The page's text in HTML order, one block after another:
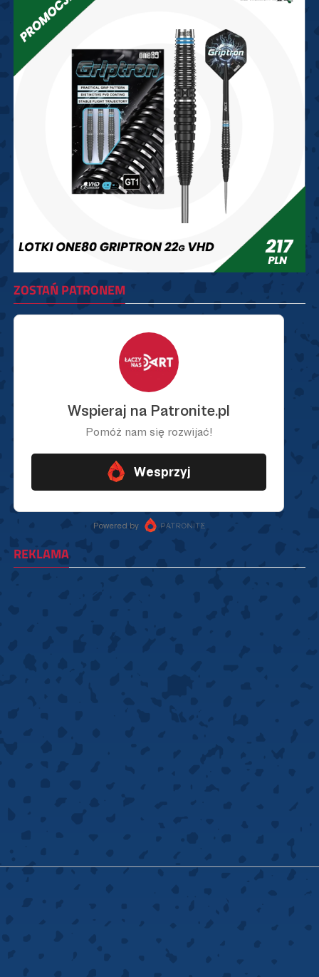
ZOSTAŃ PATRONEM
REKLAMA